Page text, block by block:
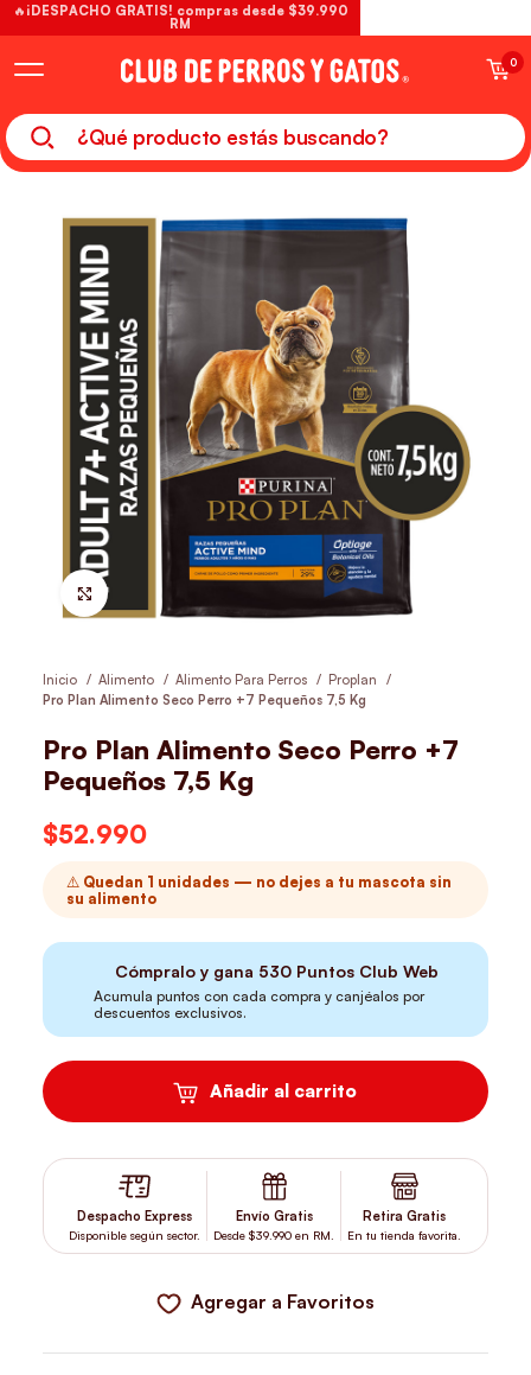
0
Hacer Zoom
Inicio Alimento Alimento Para Perros
Proplan
Pro Plan Alimento Seco Perro +7 Pequeños 7,5 Kg
Pro Plan Alimento Seco Perro +7
Pequeños 7,5 Kg
$52.990
⚠️ Quedan 1 unidades — no dejes a tu mascota sin
su alimento
Cómpralo y gana 530 Puntos Club Web
Acumula puntos con cada compra y canjéalos por
descuentos exclusivos.
Añadir al carrito
Despacho Express
Disponible según sector.
Envío Gratis
Desde $39.990 en RM.
Retira Gratis
En tu tienda favorita.
Agregar a Favoritos
🔥¡DESPACHO GRATIS! compras desde $39.990
RM